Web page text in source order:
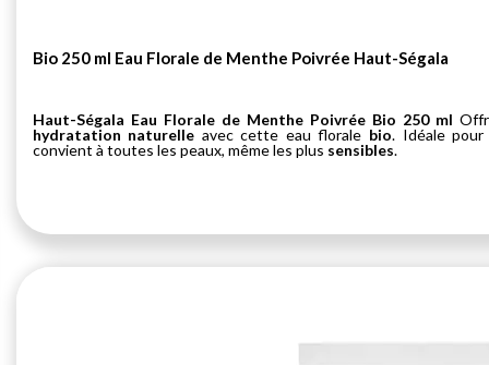
Bio 250 ml Eau Florale de Menthe Poivrée Haut-Ségala
Haut-Ségala Eau Florale de Menthe Poivrée Bio 250 ml
hydratation naturelle avec cette eau florale bio. Idéale
convient à toutes les peaux, même les plus sensibles.